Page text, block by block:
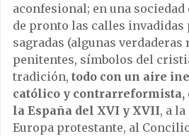
aconfesional; en una sociedad
de pronto las calles invadidas
sagradas (algunas
penitentes, símbolos del
tradición, todo con un aire
católico y contrarreformista,
la España del XVI y XVII, a
Europa protestante, al